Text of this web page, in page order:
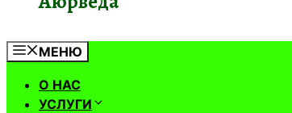
МЕНЮ
О НАС
УСЛУГИ